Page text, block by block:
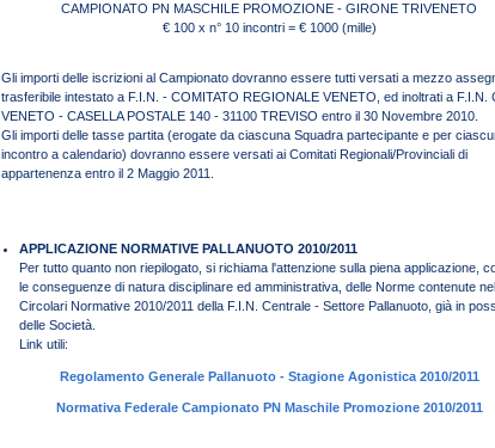
CAMPIONATO PN MASCHILE PROMOZIONE - GIRONE TRIVENETO
€ 100 x n° 10 incontri = € 1000 (mille)
Gli importi delle iscrizioni al Campionato dovranno essere tutti versati a mezzo
trasferibile intestato a F.I.N. - COMITATO REGIONALE VENETO, ed inoltrati a F.I.N.
VENETO - CASELLA POSTALE 140 - 31100 TREVISO entro il 30 Novembre 2010.
Gli importi delle tasse partita (erogate da ciascuna Squadra partecipante e per
incontro a calendario) dovranno essere versati ai Comitati Regionali/Provinciali di
appartenenza entro il 2 Maggio 2011.
APPLICAZIONE NORMATIVE PALLANUOTO 2010/2011
Per tutto quanto non riepilogato, si richiama l'attenzione sulla piena applicazione,
le conseguenze di natura disciplinare ed amministrativa, delle Norme contenute
Circolari Normative 2010/2011 della F.I.N. Centrale - Settore Pallanuoto, già in
delle Società.
Link utili:
Regolamento Generale Pallanuoto - Stagione Agonistica 2010/2011
Normativa Federale Campionato PN Maschile Promozione 2010/2011